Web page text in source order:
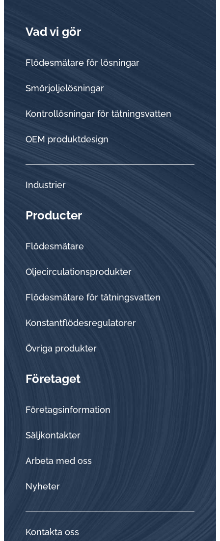
Vad vi gör
Flödesmätare för lösningar
Smörjoljelösningar
Kontrollösningar för tätningsvatten
OEM produktdesign
Industrier
Producter
Flödesmätare
Oljecirculationsprodukter
Flödesmätare för tätningsvatten
Konstantflödesregulatorer
Övriga produkter
Företaget
Företagsinformation
Sälj­kon­tak­ter
Arbeta med oss
Nyheter
Kontakta oss